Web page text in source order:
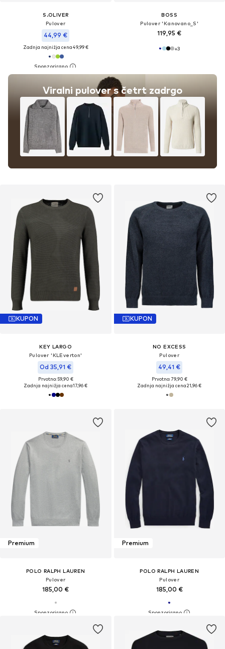
S.OLIVER
Pulover
44,99 €
Zadnja najnižja cena49,99 €
Viralni pulover s četrt zadrgo
BOSS
Pulover 'Kanovano_S'
119,95 €
+3
KUPON
KEY LARGO
Pulover 'KLEverton'
Od 35,91 €
Prvotno: 59,90 €
Zadnja najnižja cena17,96 €
KUPON
NO EXCESS
Pulover
49,41 €
Prvotno: 79,90 €
Zadnja najnižja cena21,96 €
Premium
POLO RALPH LAUREN
Pulover
185,00 €
Premium
POLO RALPH LAUREN
Pulover
185,00 €